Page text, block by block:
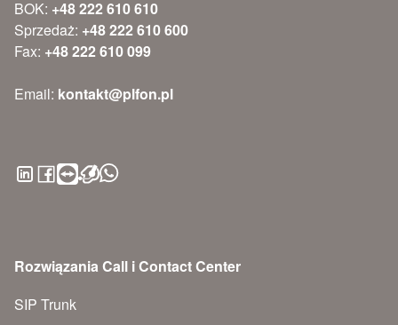
BOK: +48 222 610 610
Sprzedaż: +48 222 610 600
Fax: +48 222 610 099
Email: kontakt@plfon.pl
Rozwiązania Call i Contact Center
SIP Trunk